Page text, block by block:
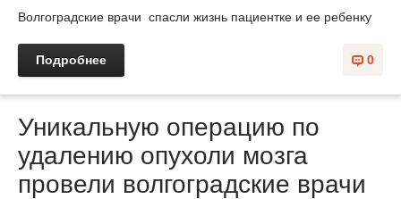
Волгоградские врачи спасли жизнь пациентке и ее ребенку
0
Подробнее
Уникальную операцию по
удалению опухоли мозга
провели волгоградские врачи